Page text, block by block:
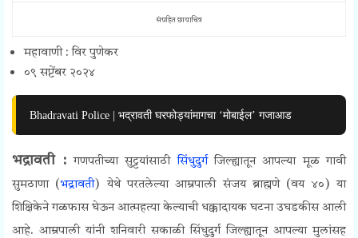
संग्रहित छायाचित्र
महावाणी : विर पुणेकर
०९ सप्टेंबर २०२४
Bhadravati Police | भद्रावती घरफोड्यांमागचा ‘मोबाईल’ गजाआड
भद्रावती : गणपतीच्या सुट्टयांसाठीसिंधुदुर्गजिल्ह्यातून आपल्या मूळ गावी
सुमठाणा (भद्रावती) येथे परतलेल्या आम्रपाली संजय ब्राह्मणे (वय ४०) या
शिक्षिकेने गळफास घेऊन आत्महत्या केल्याची धक्कादायक घटना उघडकीस आली
आहे. आम्रपाली यांनी शनिवारी सकाळी सिंधुदुर्ग जिल्ह्यातून आपल्या मुलांसह